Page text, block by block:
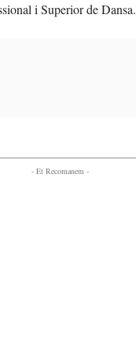
i Superior de Dansa.
- Et Recomanem -